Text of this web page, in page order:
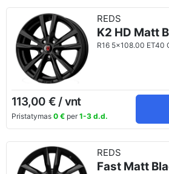
REDS
K2 HD Matt
R16 5x108.00 ET40
113,00 € / vnt
Pristatymas 0 €per 1-3 d.d.
REDS
Fast Matt